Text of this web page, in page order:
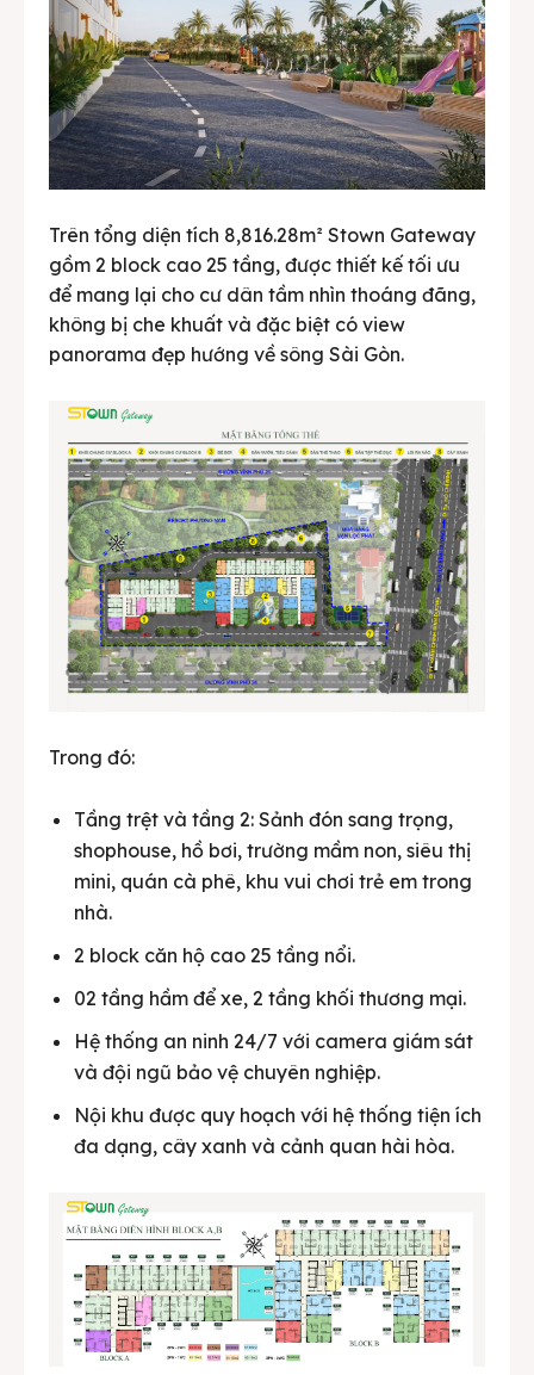
Trên tổng diện tích 8,816.28m² Stown Gateway
gồm 2 block cao 25 tầng, được thiết kế tối ưu
để mang lại cho cư dân tầm nhìn thoáng đãng,
không bị che khuất và đặc biệt có view
panorama đẹp hướng về sông Sài Gòn.
Trong đó:
Tầng trệt và tầng 2: Sảnh đón sang trọng,
shophouse, hồ bơi, trường mầm non, siêu thị
mini, quán cà phê, khu vui chơi trẻ em trong
nhà.
2 block căn hộ cao 25 tầng nổi.
02 tầng hầm để xe, 2 tầng khối thương mại.
Hệ thống an ninh 24/7 với camera giám sát
và đội ngũ bảo vệ chuyên nghiệp.
Nội khu được quy hoạch với hệ thống tiện ích
đa dạng, cây xanh và cảnh quan hài hòa.